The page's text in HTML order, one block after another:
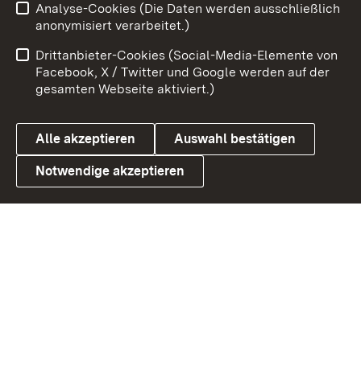
Link zum Landesportal
Benutzungshinweise
Barrierefreiheit
Datenschutz
Cookies
Analyse-Cookies (Die Daten werden ausschließlich
anonymisiert verarbeitet.)
Drittanbieter-Cookies (Social-Media-Elemente von
Facebook, X / Twitter und Google werden auf der
gesamten Webseite aktiviert.)
Alle akzeptieren Auswahl bestätigen
Notwendige akzeptieren